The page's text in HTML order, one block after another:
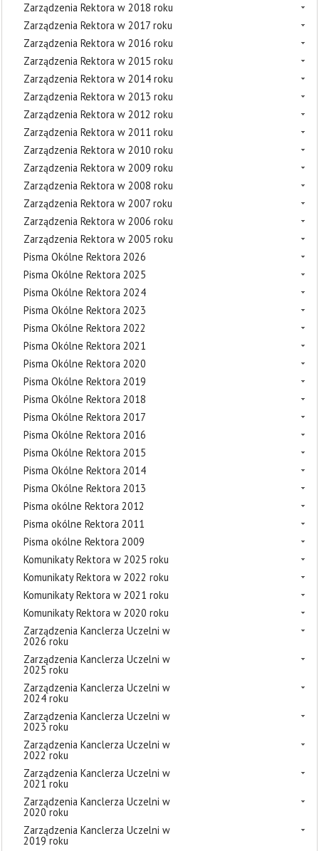
Zarządzenia Rektora w 2018 roku
Zarządzenia Rektora w 2017 roku
Zarządzenia Rektora w 2016 roku
Zarządzenia Rektora w 2015 roku
Zarządzenia Rektora w 2014 roku
Zarządzenia Rektora w 2013 roku
Zarządzenia Rektora w 2012 roku
Zarządzenia Rektora w 2011 roku
Zarządzenia Rektora w 2010 roku
Zarządzenia Rektora w 2009 roku
Zarządzenia Rektora w 2008 roku
Zarządzenia Rektora w 2007 roku
Zarządzenia Rektora w 2006 roku
Zarządzenia Rektora w 2005 roku
Pisma Okólne Rektora 2026
Pisma Okólne Rektora 2025
Pisma Okólne Rektora 2024
Pisma Okólne Rektora 2023
Pisma Okólne Rektora 2022
Pisma Okólne Rektora 2021
Pisma Okólne Rektora 2020
Pisma Okólne Rektora 2019
Pisma Okólne Rektora 2018
Pisma Okólne Rektora 2017
Pisma Okólne Rektora 2016
Pisma Okólne Rektora 2015
Pisma Okólne Rektora 2014
Pisma Okólne Rektora 2013
Pisma okólne Rektora 2012
Pisma okólne Rektora 2011
Pisma okólne Rektora 2009
Komunikaty Rektora w 2025 roku
Komunikaty Rektora w 2022 roku
Komunikaty Rektora w 2021 roku
Komunikaty Rektora w 2020 roku
Zarządzenia Kanclerza Uczelni w
2026 roku
Zarządzenia Kanclerza Uczelni w
2025 roku
Zarządzenia Kanclerza Uczelni w
2024 roku
Zarządzenia Kanclerza Uczelni w
2023 roku
Zarządzenia Kanclerza Uczelni w
2022 roku
Zarządzenia Kanclerza Uczelni w
2021 roku
Zarządzenia Kanclerza Uczelni w
2020 roku
Zarządzenia Kanclerza Uczelni w
2019 roku